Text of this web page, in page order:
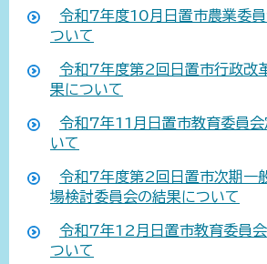
令和7年度10月日置市農業委
ついて
令和7年度第2回日置市行政改
果について
令和7年11月日置市教育委員会
いて
令和7年度第2回日置市次期一
場検討委員会の結果について
令和7年12月日置市教育委員
ついて